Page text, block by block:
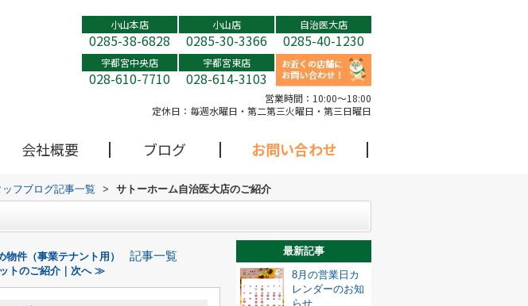
小山本店
0285-38-6828
小山店
0285-30-3366
自治医大店
0285-40-1230
宇都宮中央店
028-610-7710
宇都宮東店
028-614-3103
営業時間： 10:00～18:00
定休日： 毎週水曜日・第二第三火曜日・第三日曜日
会社概要 ブログ お問い合わせ
フブログ記事一覧 > サトーホーム自治医大店のご紹介
件（事業テナント用） 記事一覧
トのご紹介｜次へ ≫
最新記事
8月の営業日カ
レンダーのお知
らせ